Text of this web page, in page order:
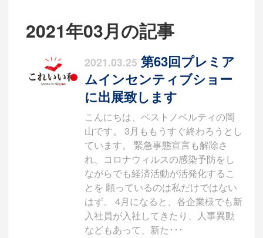
2021年03月の記事
2021.03.25 第63回プレミア
ムインセンティブショー
に出展致します
こんにちは、ベストノベルティの岡
山です。 3月ももうすぐ終わろうとし
ています。 緊急事態宣言も解除さ
れ、コロナウィルスの感染予防をし
ながらでも経済活動が活発化するこ
とを 願っているのは私だけではない
はず。 4月になると、各企業様でも新
入社員が入社してきたり、人事異動
などもあって、新た･･･